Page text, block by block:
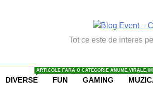
Blog Event –
Tot ce este de interes
DIVERSE
ARTICOLE FARA O CATEGORIE
FUN GAMING